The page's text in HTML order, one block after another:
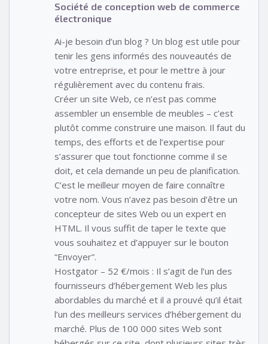
Société de conception web de commerce
électronique
Ai-je besoin d’un blog ? Un blog est utile pour
tenir les gens informés des nouveautés de
votre entreprise, et pour le mettre à jour
régulièrement avec du contenu frais.
Créer un site Web, ce n’est pas comme
assembler un ensemble de meubles – c’est
plutôt comme construire une maison. Il faut du
temps, des efforts et de l’expertise pour
s’assurer que tout fonctionne comme il se
doit, et cela demande un peu de planification.
C’est le meilleur moyen de faire connaître
votre nom. Vous n’avez pas besoin d’être un
concepteur de sites Web ou un expert en
HTML. Il vous suffit de taper le texte que
vous souhaitez et d’appuyer sur le bouton
“Envoyer”.
Hostgator – 52 €/mois : Il s’agit de l’un des
fournisseurs d’hébergement Web les plus
abordables du marché et il a prouvé qu’il était
l’un des meilleurs services d’hébergement du
marché. Plus de 100 000 sites Web sont